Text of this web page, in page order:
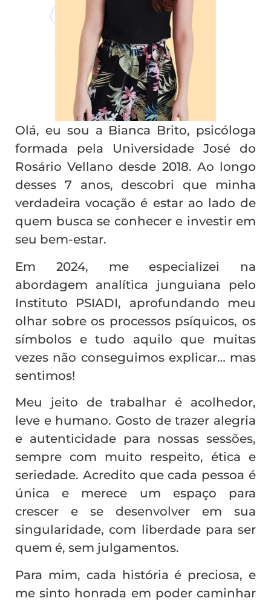
Olá, eu sou a Bianca Brito, psicóloga
formada pela Universidade José do
Rosário Vellano desde 2018. Ao longo
desses 7 anos, descobri que minha
verdadeira vocação é estar ao lado de
quem busca se conhecer e investir em
seu bem-estar.
Em 2024, me especializei na
abordagem analítica junguiana pelo
Instituto PSIADI, aprofundando meu
olhar sobre os processos psíquicos, os
símbolos e tudo aquilo que muitas
vezes não conseguimos explicar… mas
sentimos!
Meu jeito de trabalhar é acolhedor,
leve e humano. Gosto de trazer alegria
e autenticidade para nossas sessões,
sempre com muito respeito, ética e
seriedade. Acredito que cada pessoa é
única e merece um espaço para
crescer e se desenvolver em sua
singularidade, com liberdade para ser
quem é, sem julgamentos.
Para mim, cada história é preciosa, e
me sinto honrada em poder caminhar